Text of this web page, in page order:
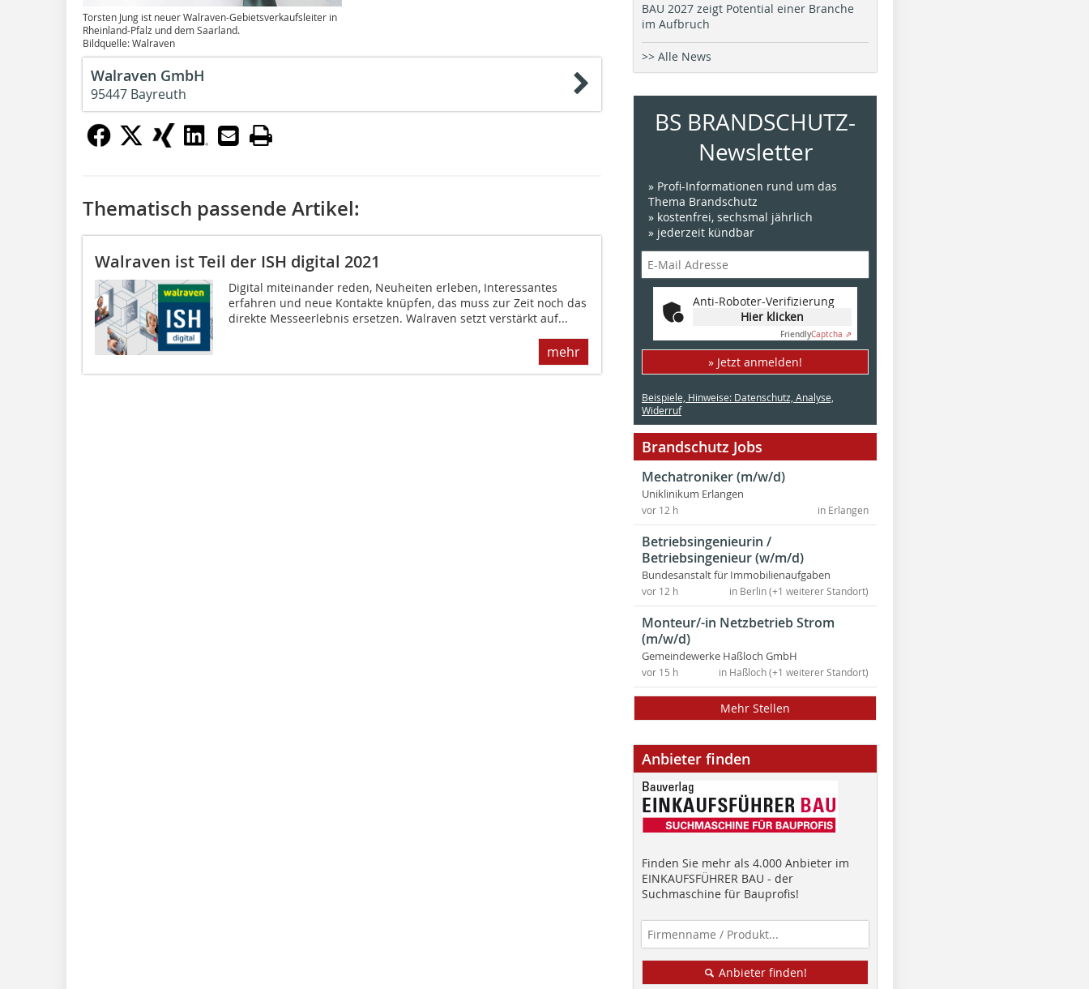
Torsten Jung ist neuer Walraven-Gebietsverkaufsleiter in
Rheinland-Pfalz und dem Saarland.
Bildquelle: Walraven
Walraven GmbH
95447 Bayreuth
Thematisch passende Artikel:
Walraven ist Teil der ISH digital 2021
Digital miteinander reden, Neuheiten erleben, Interessantes
erfahren und neue Kontakte knüpfen, das muss zur Zeit noch das
direkte Messeerlebnis ersetzen. Walraven setzt verstärkt auf...
mehr
BAU 2027 zeigt Potential einer Branche
im Aufbruch
>> Alle News
BS BRANDSCHUTZ-
Newsletter
» Profi-Informationen rund um das
Thema Brandschutz
» kostenfrei, sechsmal jährlich
» jederzeit kündbar
Anti-Roboter-Verifizierung
Hier klicken
FriendlyCaptcha ⇗
» Jetzt anmelden!
Beispiele, Hinweise: Datenschutz, Analyse,
Widerruf
Brandschutz Jobs
Mechatroniker (m/w/d)
Uniklinikum Erlangen
in Erlangen
vor 12 h
Betriebsingenieurin /
Betriebsingenieur (w/m/d)
Bundesanstalt für Immobilienaufgaben
in Berlin (+1 weiterer Standort)
vor 12 h
Monteur/-in Netzbetrieb Strom
(m/w/d)
Gemeindewerke Haßloch GmbH
in Haßloch (+1 weiterer Standort)
vor 15 h
Mehr Stellen
Anbieter finden
Finden Sie mehr als 4.000 Anbieter im
EINKAUFSFÜHRER BAU - der
Suchmaschine für Bauprofis!
Anbieter finden!